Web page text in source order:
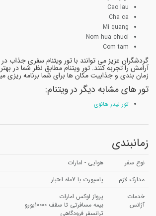
Cao lau
Cha ca
Mi quang
Nom hua chuoi
Com tam
گردشگران عزیز می توانند با تور ویتنام سفری جذاب
آرامش را تجربه کنند. تور ویتنام مطابق نظر شما در
زمان بندی و جذابیت مکان ها برای شما برنامه ریزی
تور های مشابه دیگر در ویتنام:
تور لیدر هانوی
زمانبندی
نوع سفر
هوایی - امارات
مدارک لازم
پاسپورت با 7ماه اعتبار
خدمات
آژانس
پرواز لوکس امارات
بیمه مسافرتی تا سقف 10000یورو
ترانسفر فرودگاهی